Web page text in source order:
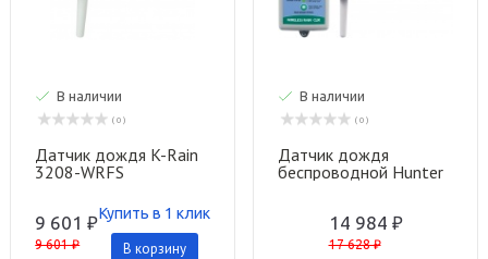
В наличии
( 0 )
Датчик дождя K-Rain
3208-WRFS
9 601 ₽
9 601 ₽
Купить в 1 клик
В корзину
В наличии
( 0 )
Датчик дождя
беспроводной Hunter
14 984 ₽
17 628 ₽